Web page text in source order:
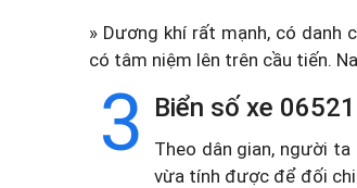
» Dương khí rất mạnh, có danh
có tâm niệm lên trên cầu tiến.
3 Biển số xe
Theo dân gian, người
vừa tính được để đối